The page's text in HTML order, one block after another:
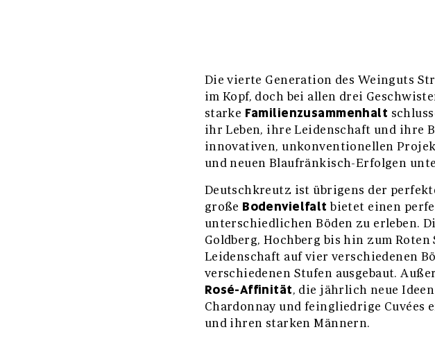
Die vierte Generation des Weinguts
im Kopf, doch bei allen drei
starke Familienzusammenhalt
ihr Leben, ihre Leidenschaft und ihre
innovativen, unkonventionellen
und neuen Blaufränkisch-Erfolgen
Deutschkreutz ist übrigens der
große Bodenvielfalt bietet einen
unterschiedlichen Böden zu erleben.
Goldberg, Hochberg bis hin zum
Leidenschaft auf vier verschiedenen
verschiedenen Stufen ausgebaut.
Rosé-Affinität , die jährlich neue
Chardonnay und feingliedrige Cuvées
und ihren starken Männern.